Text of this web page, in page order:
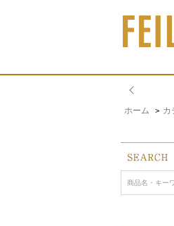
ホーム > カ